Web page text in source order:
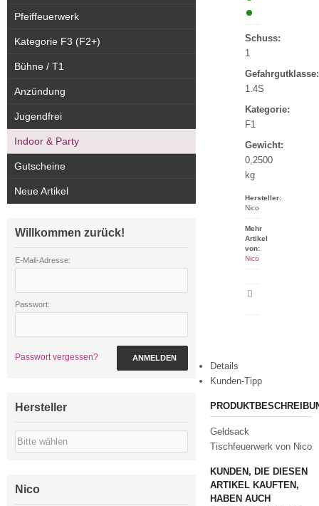
Schuss:
1
Gefahrgutklasse:
1.4S
Kategorie:
F1
Gewicht:
0,2500
kg
Hersteller:
Nico
Mehr
Artikel
von:
Nico
Details
Kunden-Tipp
Geldsack
Tischfeuerwerk von Nico
KUNDEN, DIE DIESEN
ARTIKEL KAUFTEN,
HABEN AUCH
Pfeiffeuerwerk
Kategorie F3 (F2+)
Bühne / T1
Anzündung
Jugendfrei
Indoor & Party
Gutscheine
Neue Artikel
Willkommen zurück!
E-Mail-Adresse:
Passwort:
Passwort vergessen? ANMELDEN
Hersteller
Nico